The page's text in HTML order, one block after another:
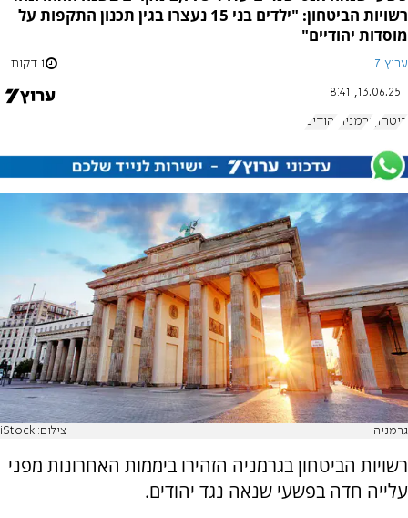
רשויות הביטחון: "ילדים בני 15 נעצרו בגין תכנון התקפות על
מוסדות יהודיים"
ערוץ 7 1 דקות
13.06.25, 8:41
ביטחון גרמניה יהודים
גרמניה צילום: iStock
רשויות הביטחון בגרמניה הזהירו ביממות האחרונות מפני
עלייה חדה בפשעי שנאה נגד יהודים.